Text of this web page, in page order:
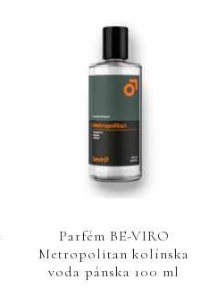
Parfém BE-VIRO
Metropolitan kolínska
voda pánska 100 ml